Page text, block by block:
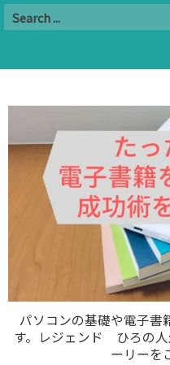
パソコンの基礎や電子書
す。レジェンド ひろの
ーリーを